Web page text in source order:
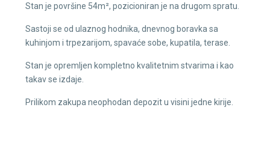
Stan je površine 54m², pozicioniran je na drugom spratu.
Sastoji se od ulaznog hodnika, dnevnog boravka sa
kuhinjom i trpezarijom, spavaće sobe, kupatila, terase.
Stan je opremljen kompletno kvalitetnim stvarima i kao
takav se izdaje.
Prilikom zakupa neophodan depozit u visini jedne kirije.